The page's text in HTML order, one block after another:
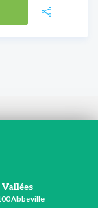
Abbeville